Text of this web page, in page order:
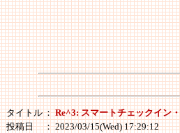
タイトル：Re^3: スマートチェックイン
投稿日
： 2023/03/15(Wed) 17:29:12